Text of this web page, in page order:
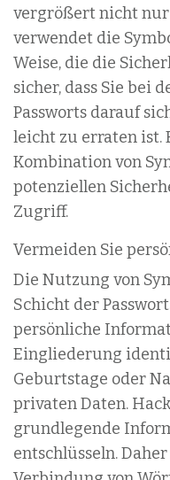
vergrößert nicht nur
verwendet die
Weise, die die
sicher, dass Sie bei
Passworts darauf
leicht zu erraten ist.
Kombination von
potenziellen
Zugriff.
Vermeiden Sie
Die Nutzung von
Schicht der
persönliche
Eingliederung
Geburtstage oder
privaten Daten.
grundlegende
entschlüsseln.